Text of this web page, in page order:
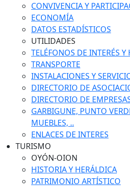
CONVIVENCIA Y
ECONOMÍA
DATOS ESTADÍSTICOS
UTILIDADES
TELÉFONOS DE INTERÉS Y
TRANSPORTE
INSTALACIONES Y
DIRECTORIO DE
DIRECTORIO DE
GARBIGUNE, PUNTO
MUEBLES, ..
ENLACES DE INTERES
TURISMO
OYÓN-OION
HISTORIA Y HERÁLDICA
PATRIMONIO ARTÍSTICO